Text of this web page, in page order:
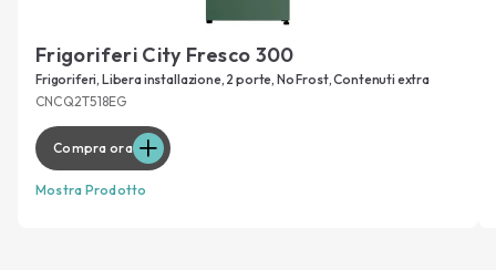
Frigoriferi City Fresco 300
Frigoriferi, Libera installazione, 2 porte, No Frost, Contenuti extra
CNCQ2T518EG
Compra ora
Mostra Prodotto